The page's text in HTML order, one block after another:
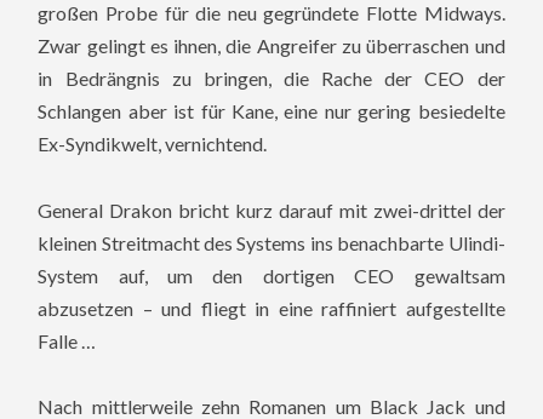
großen Probe für die neu gegründete Flotte Midways.
Zwar gelingt es ihnen, die Angreifer zu überraschen und
in Bedrängnis zu bringen, die Rache der CEO der
Schlangen aber ist für Kane, eine nur gering besiedelte
Ex-Syndikwelt, vernichtend.
General Drakon bricht kurz darauf mit zwei-drittel der
kleinen Streitmacht des Systems ins benachbarte Ulindi-
System auf, um den dortigen CEO gewaltsam
abzusetzen – und fliegt in eine raffiniert aufgestellte
Falle …
Nach mittlerweile zehn Romanen um Black Jack und